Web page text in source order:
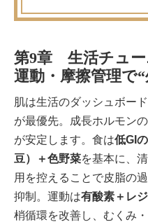
第9章 生活チュー
運動・摩擦管理で
肌は生活のダッシュボー
が最優先。成長ホルモン
が安定します。食は低GI
豆）＋色野菜を基本に、
用を控えることで皮脂の
抑制。運動は有酸素＋レ
梢循環を改善し、むくみ